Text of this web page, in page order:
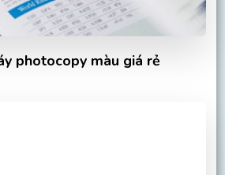
photocopy màu giá rẻ